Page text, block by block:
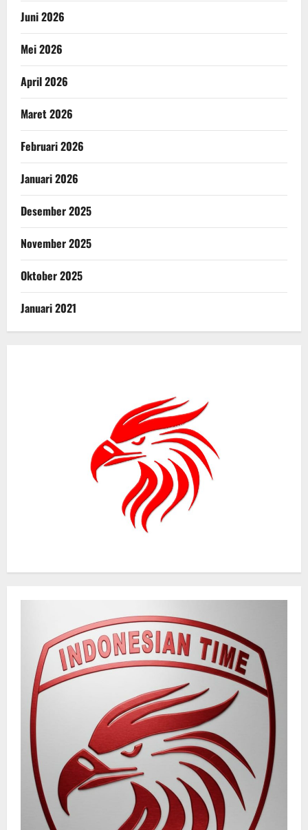
Juni 2026
Mei 2026
April 2026
Maret 2026
Februari 2026
Januari 2026
Desember 2025
November 2025
Oktober 2025
Januari 2021